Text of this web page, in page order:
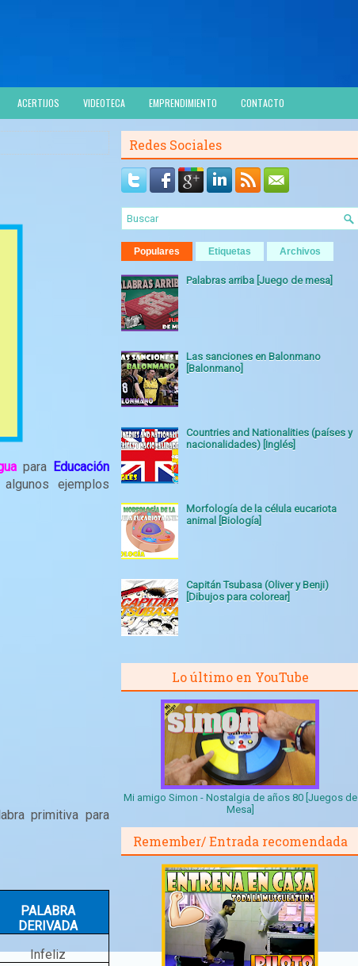
ACERTIJOS VIDEOTECA EMPRENDIMIENTO CONTACTO
para Educación
ejemplos
primitiva para
PALABRA
DERIVADA
Infeliz
Redes Sociales
Populares Etiquetas Archivos
Palabras arriba [Juego de mesa]
Las sanciones en Balonmano
[Balonmano]
Countries and Nationalities (países y
nacionalidades) [Inglés]
Morfología de la célula eucariota
animal [Biología]
Capitán Tsubasa (Oliver y Benji)
[Dibujos para colorear]
Lo último en YouTube
Mi amigo Simon - Nostalgia de años 80 [Juegos de
Mesa]
Remember/ Entrada recomendada